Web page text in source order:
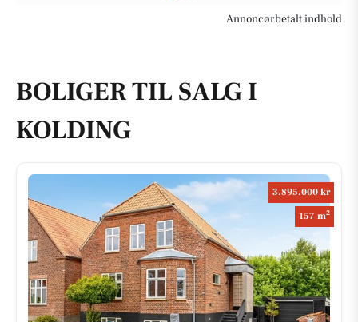
Annoncørbetalt indhold
BOLIGER TIL SALG I
KOLDING
3.895.000 kr
157 m2